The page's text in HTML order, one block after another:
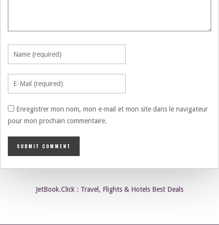
Enregistrer mon nom, mon e-mail et mon site dans le navigateur
pour mon prochain commentaire.
JetBook.Click : Travel, Flights & Hotels Best Deals